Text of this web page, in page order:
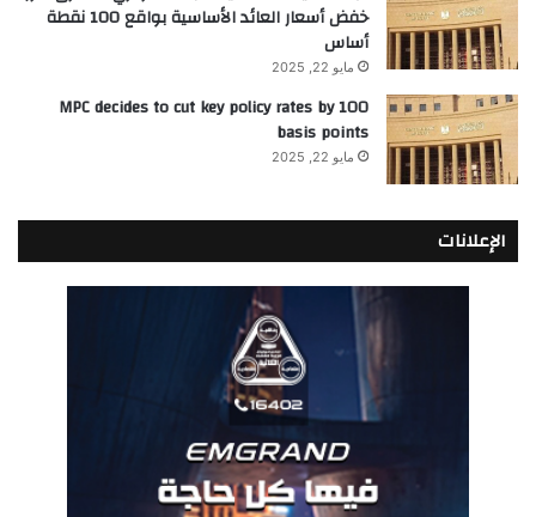
خفض أسعار العائد الأساسية بواقع 100 نقطة
أساس
مايو 22, 2025
MPC decides to cut key policy rates by 100
basis points
مايو 22, 2025
الإعلانات